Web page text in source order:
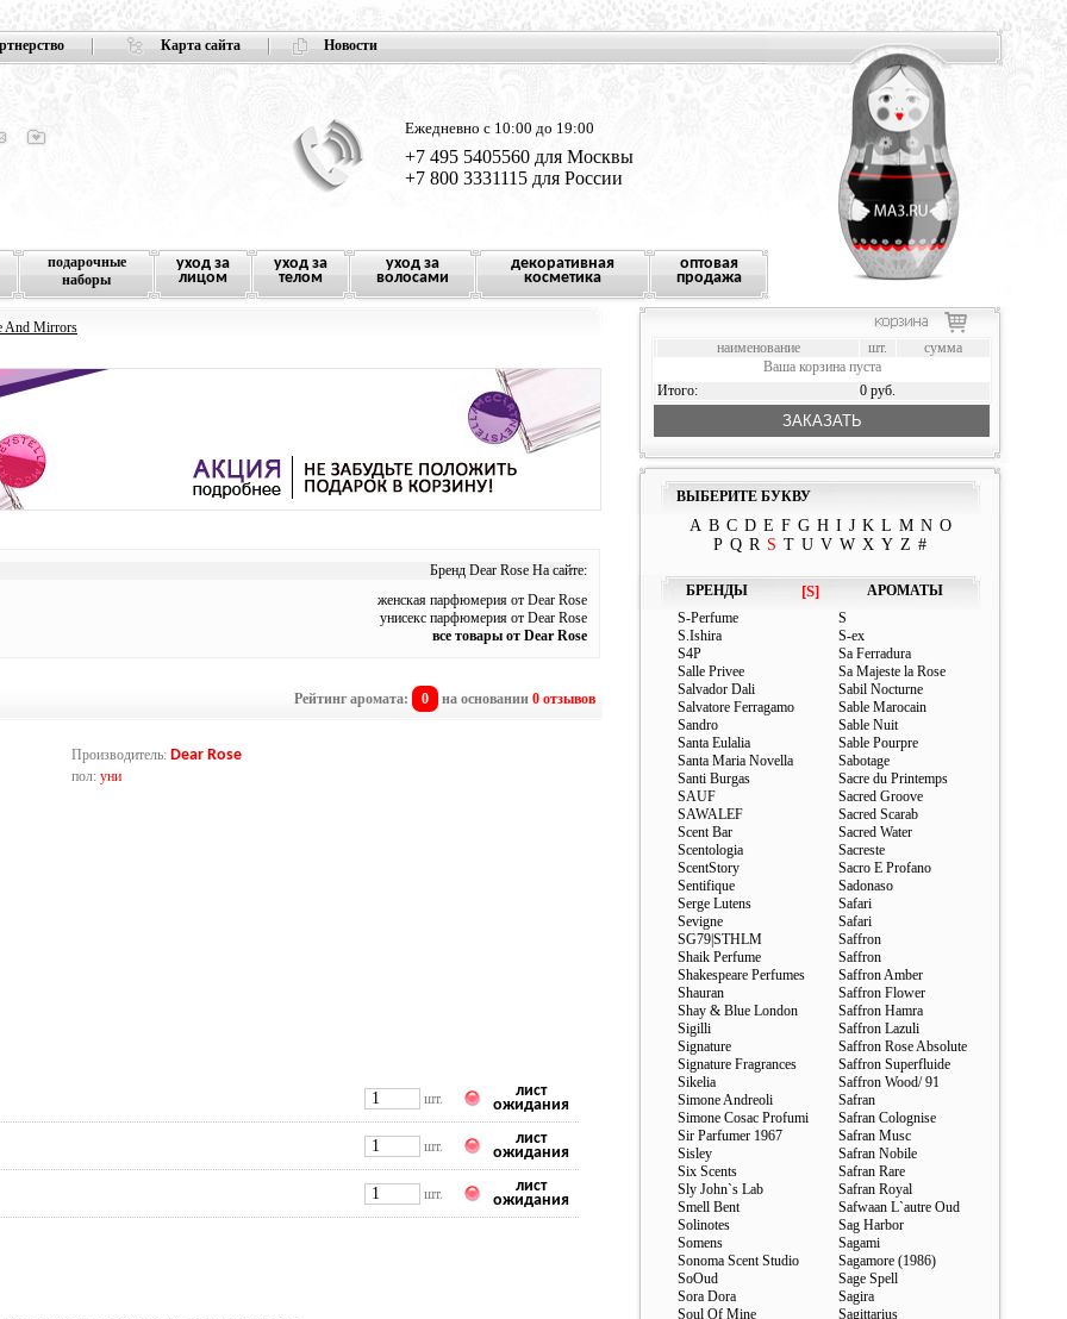
Карта сайта Новости
Ежедневно с 10:00 до 19:00
+7 495 5405560 для Москвы
+7 800 3331115 для России
подарочные
наборы
уход за
лицом
уход за
телом
уход за
волосами
декоративная
косметика
оптовая
продажа
And Mirrors
Бренд Dear Rose На сайте:
женская парфюмерия от Dear Rose
унисекс парфюмерия от Dear Rose
все товары от Dear Rose
Рейтинг аромата: 0 на основании 0 отзывов
Производитель: Dear Rose
пол: уни
шт.
лист
ожидания
шт.
лист
ожидания
шт.
лист
ожидания
наименование шт.
сумма
Ваша корзина пуста
Итого:
0 руб.
ЗАКАЗАТЬ
ВЫБЕРИТЕ БУКВУ
A B C D E F G H I J K L M N O
P Q R S T U V W X Y Z #
БРЕНДЫ [S]
АРОМАТЫ
S-Perfume
S.Ishira
S4P
Salle Privee
Salvador Dali
Salvatore Ferragamo
Sandro
Santa Eulalia
Santa Maria Novella
Santi Burgas
SAUF
SAWALEF
Scent Bar
Scentologia
ScentStory
Sentifique
Serge Lutens
Sevigne
SG79|STHLM
Shaik Perfume
Shakespeare Perfumes
Shauran
Shay & Blue London
Sigilli
Signature
Signature Fragrances
Sikelia
Simone Andreoli
Simone Cosac Profumi
Sir Parfumer 1967
Sisley
Six Scents
Sly John`s Lab
Smell Bent
Solinotes
Somens
Sonoma Scent Studio
SoOud
Sora Dora
Soul Of Mine
S
S-ex
Sa Ferradura
Sa Majeste la Rose
Sabil Nocturne
Sable Marocain
Sable Nuit
Sable Pourpre
Sabotage
Sacre du Printemps
Sacred Groove
Sacred Scarab
Sacred Water
Sacreste
Sacro E Profano
Sadonaso
Safari
Safari
Saffron
Saffron
Saffron Amber
Saffron Flower
Saffron Hamra
Saffron Lazuli
Saffron Rose Absolute
Saffron Superfluide
Saffron Wood/ 91
Safran
Safran Colognise
Safran Musc
Safran Nobile
Safran Rare
Safran Royal
Safwaan L`autre Oud
Sag Harbor
Sagami
Sagamore (1986)
Sage Spell
Sagira
Sagittarius